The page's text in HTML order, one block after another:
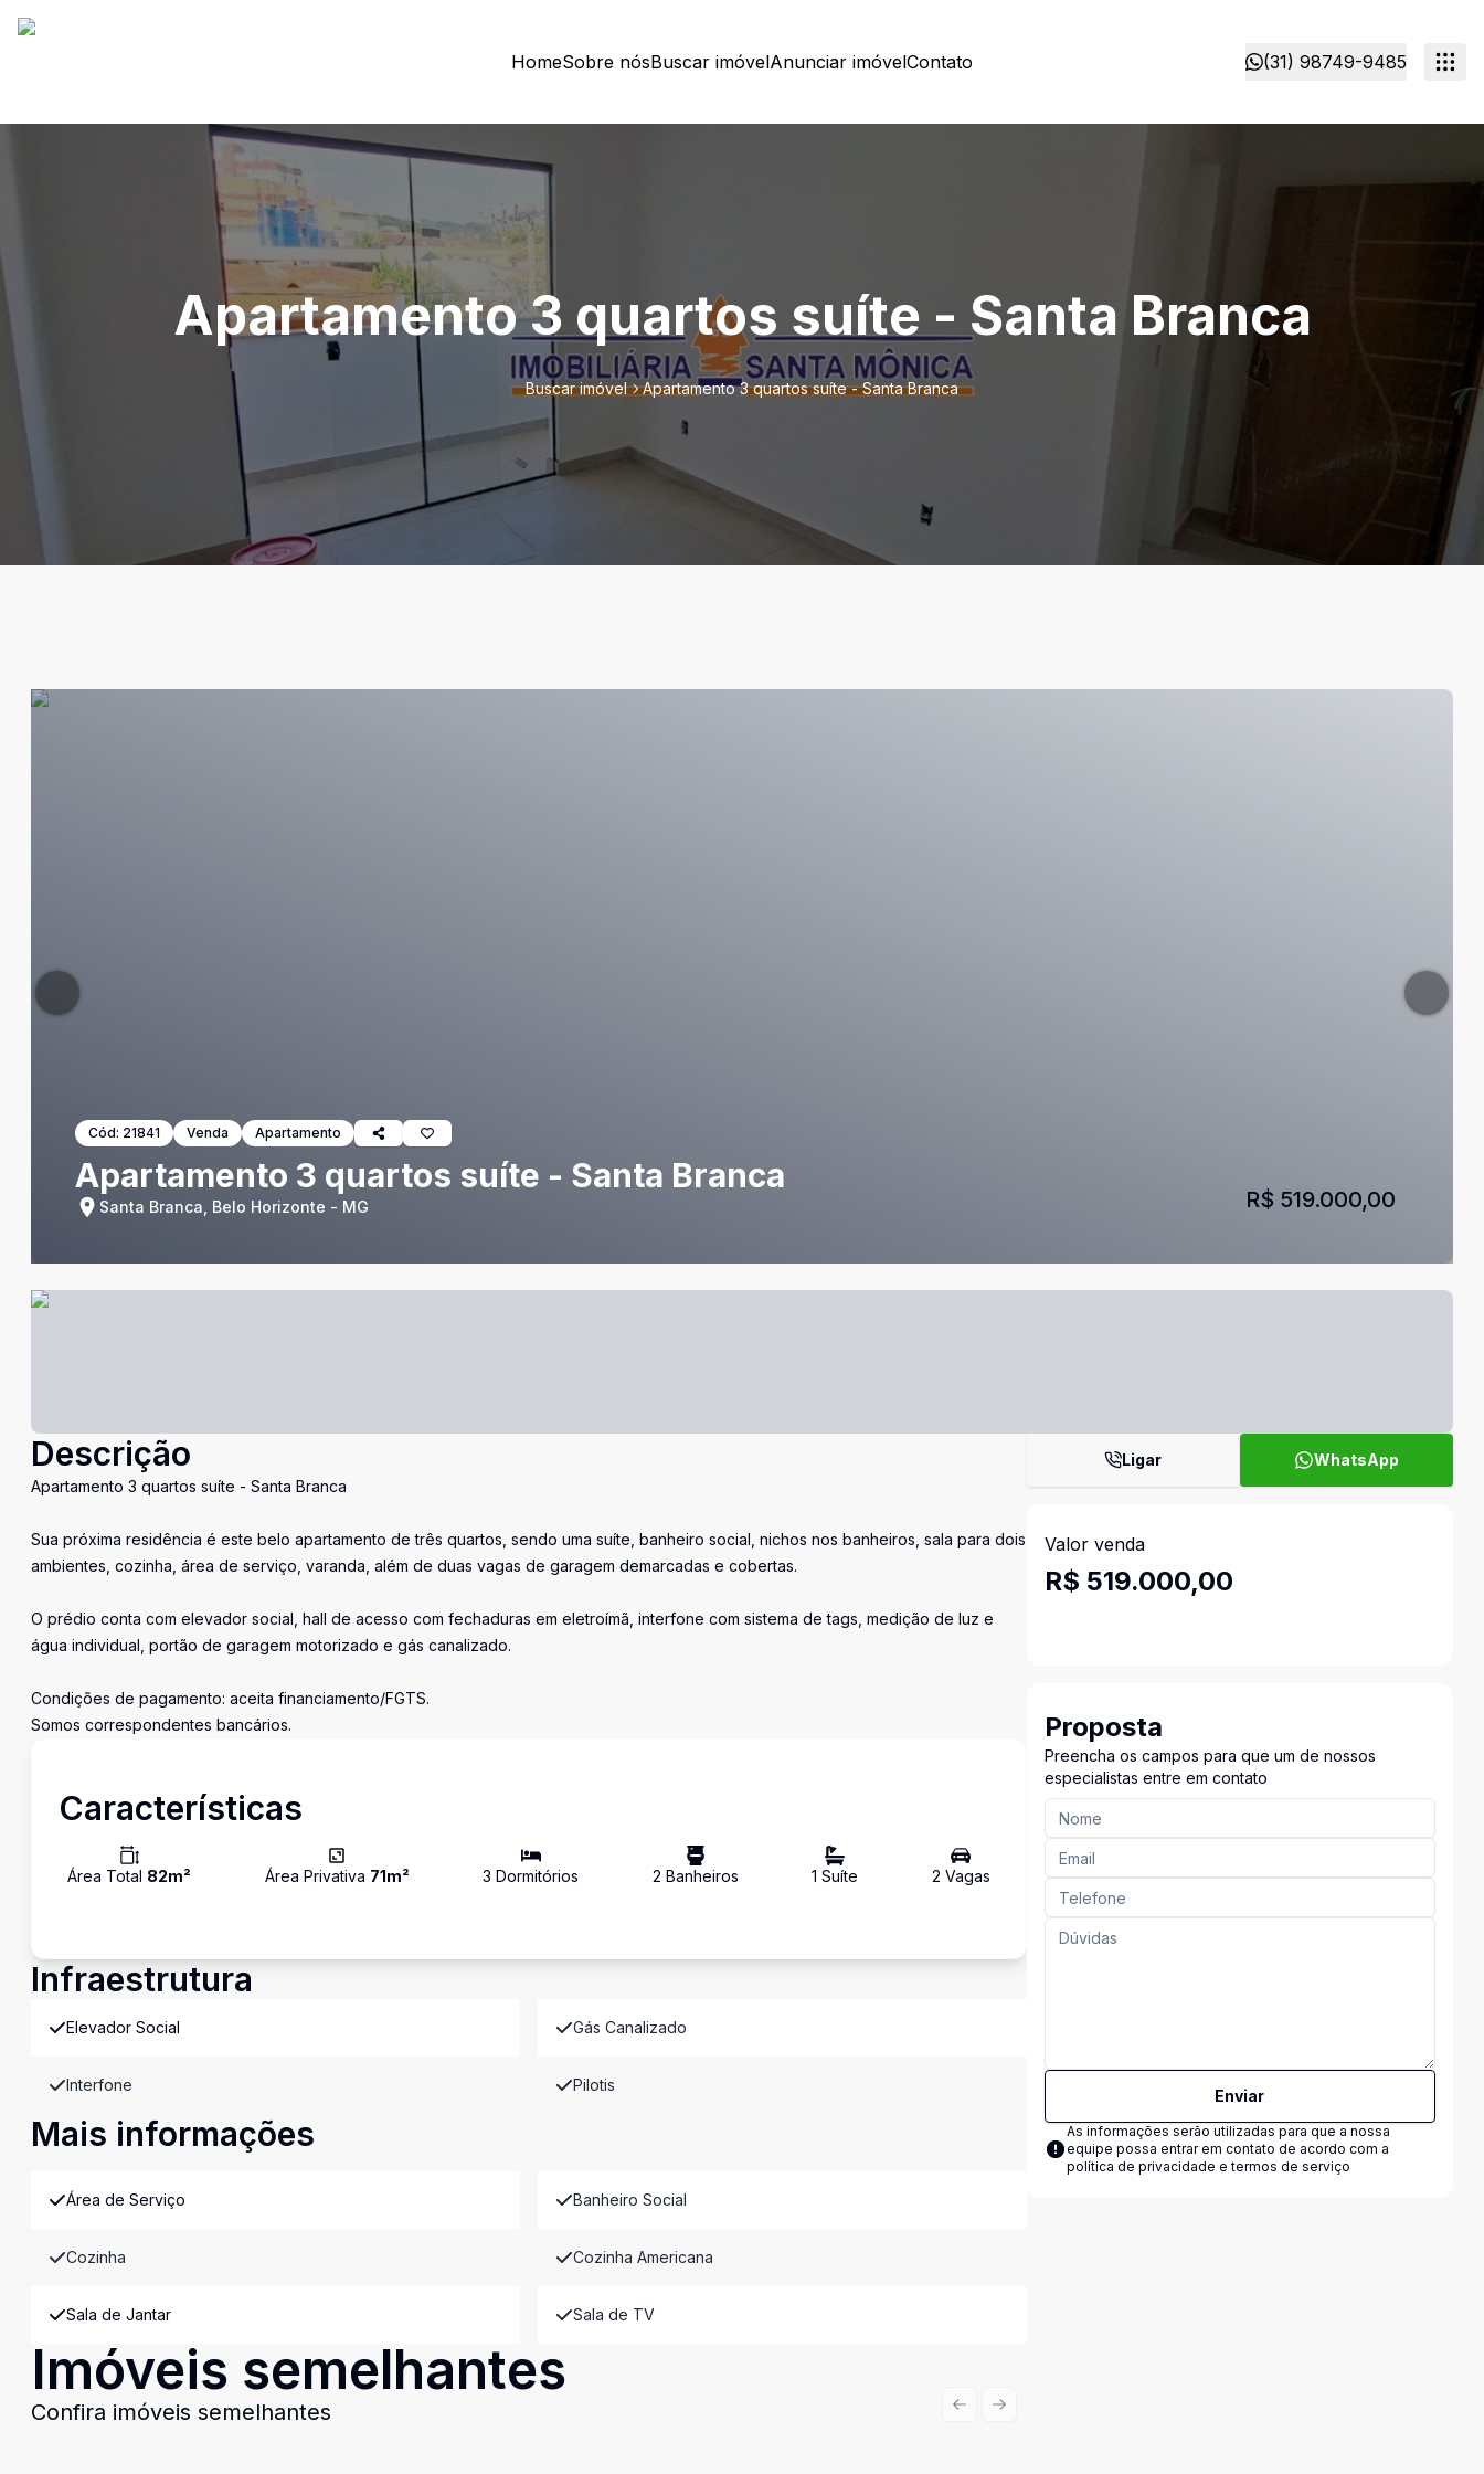
HomeSobre nósBuscar imóvelAnunciar imóvelContato (31) 98749-9485
Apartamento 3 quartos suíte - Santa Branca
Buscar imóvel Apartamento 3 quartos suíte - Santa Branca
Cód: 21841 Venda Apartamento
Apartamento 3 quartos suíte - Santa Branca
Santa Branca, Belo Horizonte - MG R$ 519.000,00
Descrição
Apartamento 3 quartos suíte - Santa Branca
Sua próxima residência é este belo apartamento de três quartos, sendo uma suíte, banheiro social, nichos nos banheiros, sala para dois
ambientes, cozinha, área de serviço, varanda, além de duas vagas de garagem demarcadas e cobertas.
O prédio conta com elevador social, hall de acesso com fechaduras em eletroímã, interfone com sistema de tags, medição de luz e
água individual, portão de garagem motorizado e gás canalizado.
Condições de pagamento: aceita financiamento/FGTS.
Somos correspondentes bancários.
Características
Área Total 82m² Área Privativa 71m² 3 Dormitórios 2 Banheiros 1 Suíte 2 Vagas
Infraestrutura
Elevador Social Gás Canalizado
Interfone Pilotis
Mais informações
Área de Serviço Banheiro Social
Cozinha Cozinha Americana
Sala de Jantar Sala de TV
Imóveis semelhantes
Confira imóveis semelhantes Previous slide
Next slide
Ligar WhatsApp
Valor venda
R$ 519.000,00
Proposta
Preencha os campos para que um de nossos
especialistas entre em contato
Enviar
As informações serão utilizadas para que a nossa
equipe possa entrar em contato de acordo com a
política de privacidade e termos de serviço